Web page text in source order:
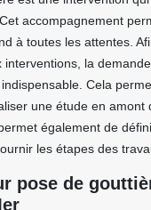
accompagnement
à toutes les attentes.
interventions, la
Cela
une étude en amont
également de
les étapes des
pose de